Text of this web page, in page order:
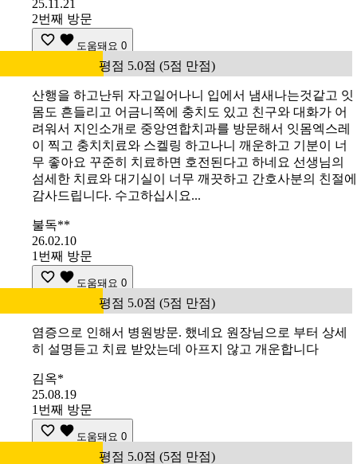
25.11.21
2번째 방문
도움돼요 0
평점 5.0점 (5점 만점)
산행을 하고난뒤 자고일어나니 입에서 냄새나는것같고 잇
몸도 흔들리고 어금니쪽에 충치도 있고 친구와 대화가 어
려워서 지인소개로 중앙연합치과를 방문해서 잇몸엑스레
이 찍고 충치치료와 스켈링 하고나니 깨운하고 기분이 너
무 좋아요 꾸준히 치료하면 호전된다고 하네요 선생님의
섬세한 치료와 대기실이 너무 깨끗하고 간호사분의 친절에
감사드립니다. 수고하십시요...
불독**
26.02.10
1번째 방문
도움돼요 0
평점 5.0점 (5점 만점)
염증으로 인해서 병원방문. 했네요 원장님으로 부터 상세
히 설명듣고 치료 받았는데 아프지 않고 개운합니다
김옥*
25.08.19
1번째 방문
도움돼요 0
평점 5.0점 (5점 만점)